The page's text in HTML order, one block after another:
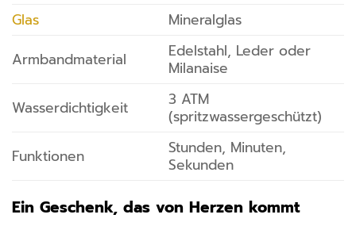
Glas
Mineralglas
Armbandmaterial
Edelstahl, Leder oder
Milanaise
Wasserdichtigkeit
3 ATM
(spritzwassergeschützt)
Funktionen
Stunden, Minuten,
Sekunden
Ein Geschenk, das von Herzen kommt